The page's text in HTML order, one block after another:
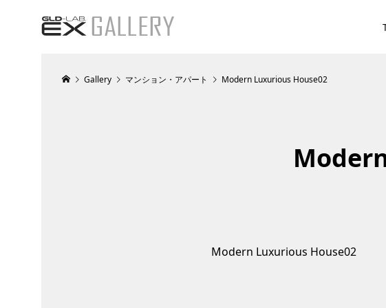
Gallery マンション・アパート Modern Luxurious House02
Modern Luxurious House02